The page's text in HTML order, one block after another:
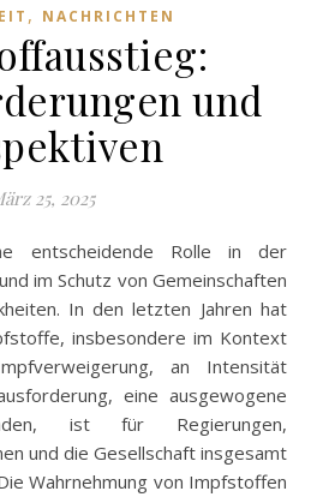
, NACHRICHTEN
und
25, 2025
im Schutz von Gemeinschaften
In den letzten Jahren hat
insbesondere im Kontext
an Intensität
eine ausgewogene
ist für Regierungen,
und die Gesellschaft insgesamt
Wahrnehmung von Impfstoffen